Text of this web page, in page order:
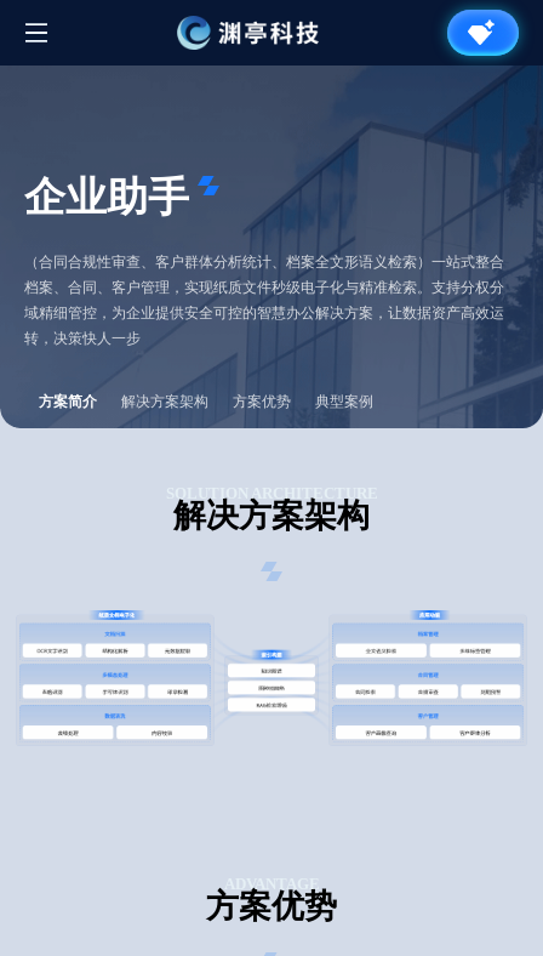
企业助手
（合同合规性审查、客户群体分析统计、档案全文形语义检索）一站式整合
档案、合同、客户管理，实现纸质文件秒级电子化与精准检索。支持分权分
域精细管控，为企业提供安全可控的智慧办公解决方案，让数据资产高效运
转，决策快人一步
方案简介 解决方案架构 方案优势 典型案例
解决方案架构
方案优势
ADVANTAGE